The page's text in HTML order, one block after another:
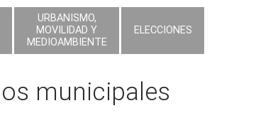
URBANISMO,
MOVILIDAD Y
MEDIOAMBIENTE
ELECCIONES
municipales